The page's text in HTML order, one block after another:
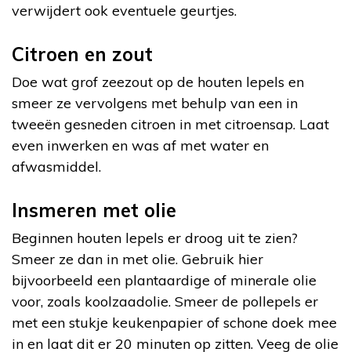
verwijdert ook eventuele geurtjes.
Citroen en zout
Doe wat grof zeezout op de houten lepels en
smeer ze vervolgens met behulp van een in
tweeën gesneden citroen in met citroensap. Laat
even inwerken en was af met water en
afwasmiddel.
Insmeren met olie
Beginnen houten lepels er droog uit te zien?
Smeer ze dan in met olie. Gebruik hier
bijvoorbeeld een plantaardige of minerale olie
voor, zoals koolzaadolie. Smeer de pollepels er
met een stukje keukenpapier of schone doek mee
in en laat dit er 20 minuten op zitten. Veeg de olie